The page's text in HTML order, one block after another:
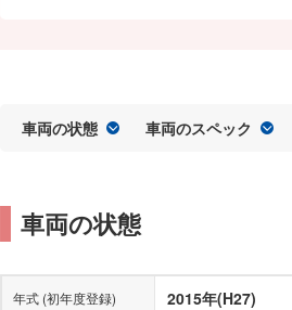
車両の状態 車両のスペック
車両の状態
年式 (初年度登録) 2015年(H27)